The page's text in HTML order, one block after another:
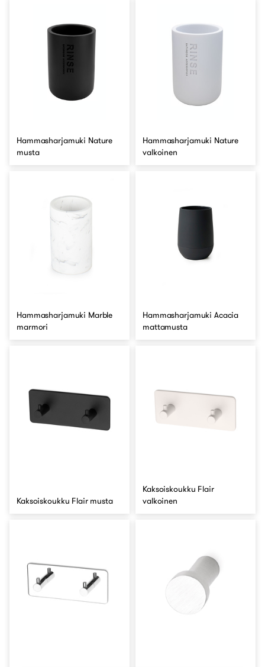
Hammasharjamuki Nature
musta
Hammasharjamuki Nature
valkoinen
Hammasharjamuki Marble
marmori
Hammasharjamuki Acacia
mattamusta
Kaksoiskoukku Flair musta
Kaksoiskoukku Flair
valkoinen